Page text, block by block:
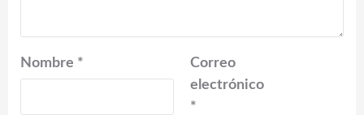
Nombre *
Correo
electrónico
*